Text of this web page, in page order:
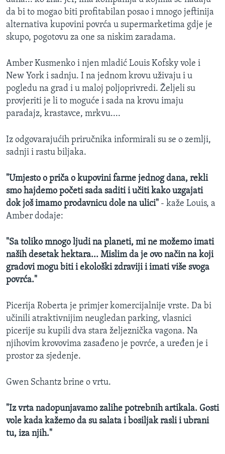
Learning English
Jezici
da bi to mogao biti profitabilan posao i mnogo jeftinija
alternativa kupovini povrća u supermarketima gdje je
skupo, pogotovu za one sa niskim zaradama.
Amber Kusmenko i njen mladić Louis Kofsky vole i
New York i sadnju. I na jednom krovu uživaju i u
pogledu na grad i u maloj poljoprivredi. Željeli su
provjeriti je li to moguće i sada na krovu imaju
paradajz, krastavce, mrkvu....
Iz odgovarajućih priručnika informirali su se o zemlji,
sadnji i rastu biljaka.
"Umjesto o priča o kupovini farme jednog dana, rekli
smo hajdemo početi sada saditi i učiti kako uzgajati
dok još imamo prodavnicu dole na ulici" - kaže Louis, a
Amber dodaje:
"Sa toliko mnogo ljudi na planeti, mi ne možemo imati
naših desetak hektara... Mislim da je ovo način na koji
gradovi mogu biti i ekološki zdraviji i imati više svoga
povrća."
Picerija Roberta je primjer komercijalnije vrste. Da bi
učinili atraktivnijim neugledan parking, vlasnici
picerije su kupili dva stara željeznička vagona. Na
njihovim krovovima zasađeno je povrće, a uređen je i
prostor za sjedenje.
Gwen Schantz brine o vrtu.
"Iz vrta nadopunjavamo zalihe potrebnih artikala. Gosti
vole kada kažemo da su salata i bosiljak rasli i ubrani
tu, iza njih."